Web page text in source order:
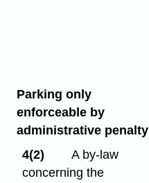
Parking only
enforceable by
administrative penalty
4(2)
A by-law
concerning the